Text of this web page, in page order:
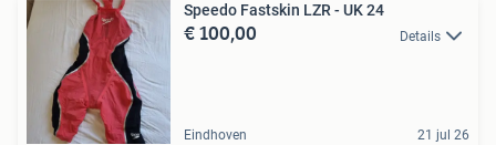
Speedo Fastskin LZR - UK 24
€ 100,00 Details
Eindhoven 21 jul 26